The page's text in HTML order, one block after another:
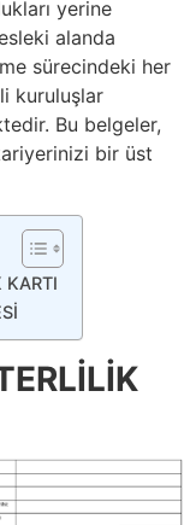
yerine
alanda
sürecindeki her
kuruluşlar
Bu belgeler,
bir üst
KARTI